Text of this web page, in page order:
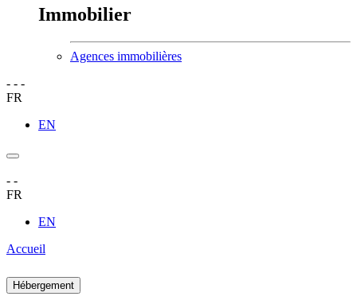
Immobilier
Agences immobilières
- - -
FR
EN
- -
FR
EN
Accueil
Hébergement